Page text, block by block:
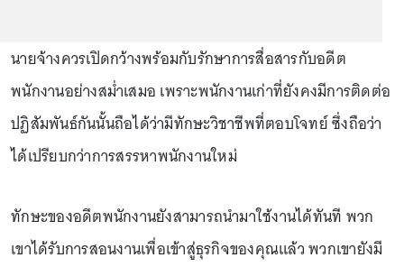
นายจ้างควรเปิดกว้างพร้อมกับรักษาการสื่อสารกับอดีต
พนักงานอย่างสม่ำเสมอ เพราะพนักงานเก่าที่ยังคงมีการติดต่อ
ปฏิสัมพันธ์กันนั้นถือได้ว่ามีทักษะวิชาชีพที่ตอบโจทย์ ซึ่งถือว่า
ได้เปรียบกว่าการสรรหาพนักงานใหม่
ทักษะของอดีตพนักงานยังสามารถนำมาใช้งานได้ทันที พวก
เขาได้รับการสอนงานเพื่อเข้าสู่ธุรกิจของคุณแล้ว พวกเขายังมี